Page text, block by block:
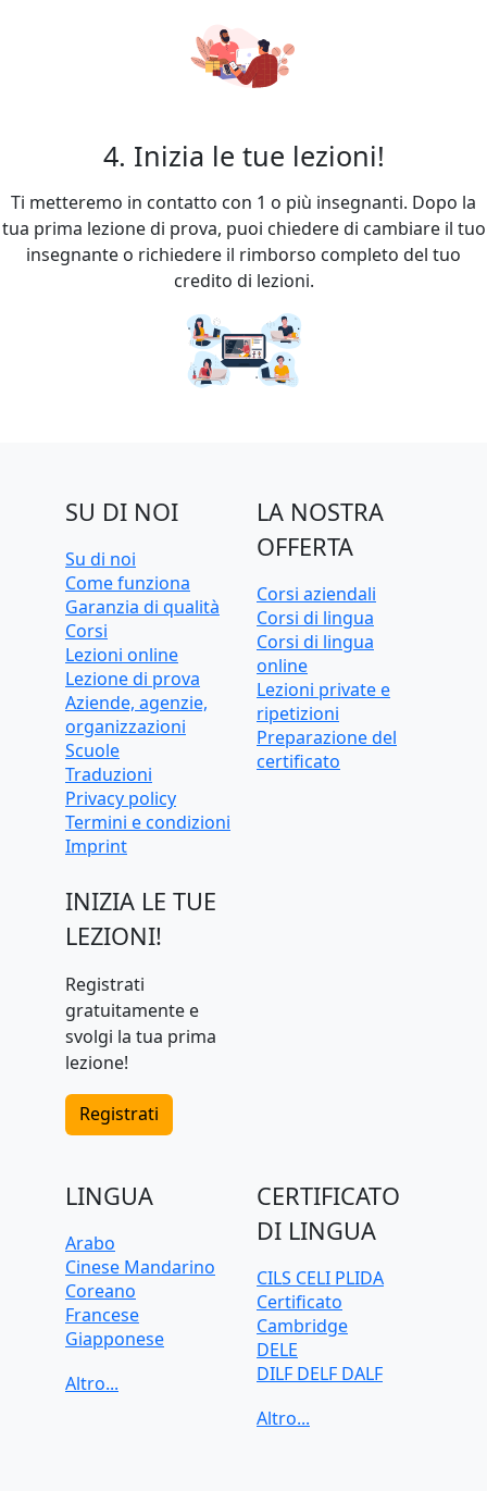
4. Inizia le tue lezioni!
Ti metteremo in contatto con 1 o più insegnanti. Dopo la
tua prima lezione di prova, puoi chiedere di cambiare il tuo
insegnante o richiedere il rimborso completo del tuo
credito di lezioni.
SU DI NOI
Su di noi
Come funziona
Garanzia di qualità
Corsi
Lezioni online
Lezione di prova
Aziende, agenzie,
organizzazioni
Scuole
Traduzioni
Privacy policy
Termini e condizioni
Imprint
INIZIA LE TUE
LEZIONI!
Registrati
gratuitamente e
svolgi la tua prima
lezione!
Registrati
LA NOSTRA
OFFERTA
Corsi aziendali
Corsi di lingua
Corsi di lingua
online
Lezioni private e
ripetizioni
Preparazione del
certificato
LINGUA
Arabo
Cinese Mandarino
Coreano
Francese
Giapponese
Inglese
CERTIFICATO
DI LINGUA
CILS CELI PLIDA
Certificato
Cambridge
DELE
DILF DELF DALF
IELTS